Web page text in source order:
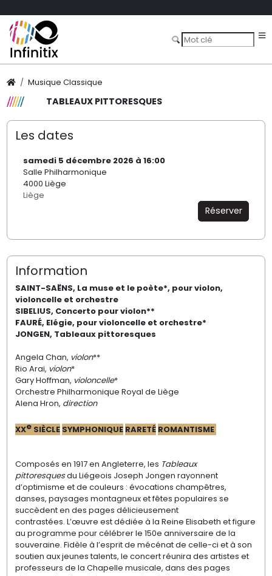
Musique Classique
TABLEAUX PITTORESQUES
Les dates
samedi 5 décembre 2026 à 16:00
Salle Philharmonique
4000 Liège
Liège
Réserver
Information
SAINT-SAËNS, La muse et le poète*, pour violon,
violoncelle et orchestre
SIBELIUS, Concerto pour violon**
FAURÉ, Elégie, pour violoncelle et orchestre*
JONGEN, Tableauxpittoresques
Angela Chan, violon**
Rio Arai, violon*
Gary Hoffman, violoncelle*
Orchestre Philharmonique Royal de Liège
Alena Hron, direction
XXe SIÈCLE SYMPHONIQUE RARETÉ ROMANTISME
Composés en 1917 en Angleterre, les Tableaux
pittoresquesdu Liégeois Joseph Jongen rayonnent
d’optimisme et de couleurs : évocations champêtres,
danses, paysages montagneux et fêtes populaires se
succèdenten des pages délicieusement
contrastées. L’œuvre est dédiée à la Reine Elisabeth et figure
au programme pour célébrerle 150e anniversaire de la
souveraine. Fidèle à l’esprit de mécénat de celle-ci et à son
soutien aux jeunes talents, le concert réunira des artistes et
professeurs de la Chapelle musicale, dans des pages